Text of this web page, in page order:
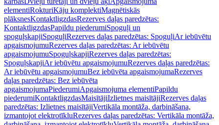
elementiRokturiKāju komplektiMagnētiskās
plāksnesKontaktligzdasRezerves daļas paredzētas:
KontaktligzdasPapildu piederumiSpoguļi un
spoguļskapjiSpoguļiRezerves daļas paredzētas: SpoguļiAr iebūvētu
apgaismojumuRezerves daļas paredzētas: Ar iebūvētu
apgaismojumuSpoguļskapjiRezerves daļas paredzētas:
SpoguļskapjiAr iebūvētu apgaismojumuRezerves daļas paredzētas:
Ar iebūvētu apgaismojumuBez iebūvēta apgaismojumaRezerves
daļas paredzētas: Bez iebūvēta
apgaismojumaPiederumiApgaismojuma elementiPapildu
piederumiKontaktligzdasMaisītājiIzlietnes maisītājiRezerves daļas
paredzētas: Izlietnes maisītājiVertikāla montāža, darbināšana,
izmantojot elektrotīkluRezerves daļas paredzētas: Vertikāla montāža,